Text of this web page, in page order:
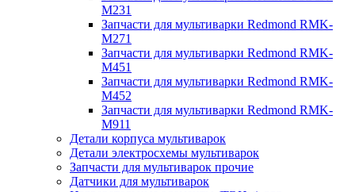
M231
Запчасти для мультиварки Redmond RMK-
M271
Запчасти для мультиварки Redmond RMK-
M451
Запчасти для мультиварки Redmond RMK-
M452
Запчасти для мультиварки Redmond RMK-
M911
Детали корпуса мультиварок
Детали электросхемы мультиварок
Запчасти для мультиварок прочие
Датчики для мультиварок